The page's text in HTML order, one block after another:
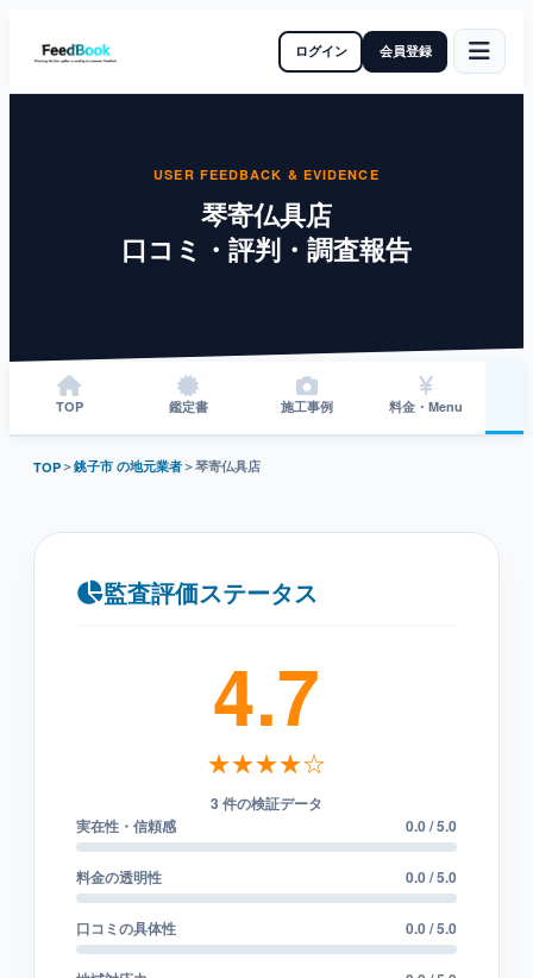
ログイン 会員登録
USER FEEDBACK & EVIDENCE
琴寄仏具店
口コミ・評判・調査報告
TOP 鑑定書 施工事例 料金・Menu
TOP＞銚子市 の地元業者＞琴寄仏具店
監査評価ステータス
4.7
★★★★☆
3 件の検証データ
実在性・信頼感
0.0 / 5.0
料金の透明性 0.0 / 5.0
口コミの具体性 0.0 / 5.0